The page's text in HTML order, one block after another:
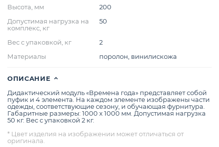
Высота, мм
200
Допустимая нагрузка на
комплекс, кг
50
Вес с упаковкой, кг
2
Материалы
поролон, винилискожа
ОПИСАНИЕ
Дидактический модуль «Времена года» представляет собой
пуфик и 4 элемента. На каждом элементе изображены части
одежды, соответствующие сезону, и обучающая фурнитура.
Габаритные размеры: 1000 х 1000 мм. Допустимая нагрузка
50 кг. Вес с упаковкой 2 кг.
* Цвет изделия на изображении может отличаться от
оригинала.